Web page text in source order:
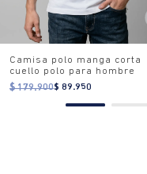
Camisa polo manga corta
cuello polo para hombre
$ 179.900$ 89.950